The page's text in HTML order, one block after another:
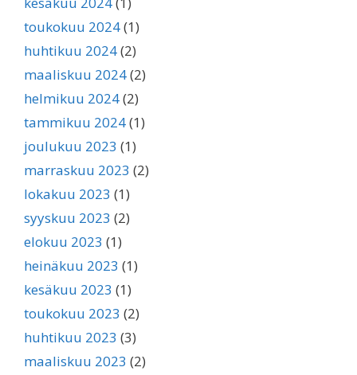
toukokuu 2024(1)
huhtikuu 2024(2)
maaliskuu 2024(2)
helmikuu 2024(2)
tammikuu 2024(1)
joulukuu 2023 (1)
marraskuu 2023 (2)
lokakuu 2023 (1)
syyskuu 2023 (2)
elokuu 2023 (1)
heinäkuu 2023 (1)
kesäkuu 2023 (1)
toukokuu 2023 (2)
huhtikuu 2023 (3)
maaliskuu 2023 (2)